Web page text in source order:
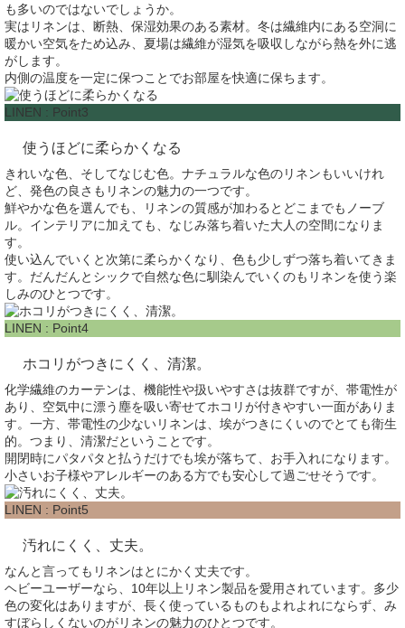
も多いのではないでしょうか。
実はリネンは、断熱、保湿効果のある素材。冬は繊維内にある空洞に
暖かい空気をため込み、夏場は繊維が湿気を吸収しながら熱を外に逃
がします。
内側の温度を一定に保つことでお部屋を快適に保ちます。
LINEN : Point3
使うほどに柔らかくなる
きれいな色、そしてなじむ色。ナチュラルな色のリネンもいいけれ
ど、発色の良さもリネンの魅力の一つです。
鮮やかな色を選んでも、リネンの質感が加わるとどこまでもノーブ
ル。インテリアに加えても、なじみ落ち着いた大人の空間になりま
す。
使い込んでいくと次第に柔らかくなり、色も少しずつ落ち着いてきま
す。だんだんとシックで自然な色に馴染んでいくのもリネンを使う楽
しみのひとつです。
LINEN : Point4
ホコリがつきにくく、清潔。
化学繊維のカーテンは、機能性や扱いやすさは抜群ですが、帯電性が
あり、空気中に漂う塵を吸い寄せてホコリが付きやすい一面がありま
す。一方、帯電性の少ないリネンは、埃がつきにくいのでとても衛生
的。つまり、清潔だということです。
開閉時にパタパタと払うだけでも埃が落ちて、お手入れになります。
小さいお子様やアレルギーのある方でも安心して過ごせそうです。
LINEN : Point5
汚れにくく、丈夫。
なんと言ってもリネンはとにかく丈夫です。
ヘビーユーザーなら、10年以上リネン製品を愛用されています。多少
色の変化はありますが、長く使っているものもよれよれにならず、み
すぼらしくないのがリネンの魅力のひとつです。